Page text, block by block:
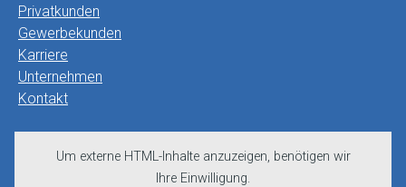
Privatkunden
Gewerbekunden
Karriere
Unternehmen
Kontakt
Um externe HTML-Inhalte anzuzeigen, benötigen wir
Ihre Einwilligung.